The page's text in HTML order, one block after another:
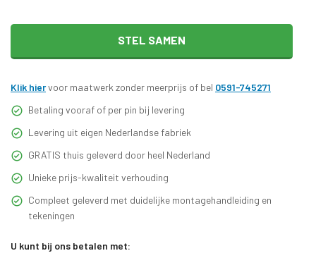
STEL SAMEN
Klik hiervoor maatwerk zonder meerprijs of bel 0591-745271
Betaling vooraf of per pin bij levering
Levering uit eigen Nederlandse fabriek
GRATIS thuis geleverd door heel Nederland
Unieke prijs-kwaliteit verhouding
Compleet geleverd met duidelijke montagehandleiding en
tekeningen
U kunt bij ons betalen met: